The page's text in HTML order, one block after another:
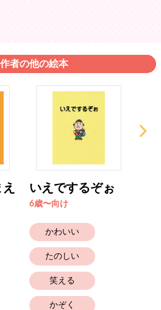
者の他の絵本
いえでするぞぉ
6歳〜向け
かわいい
たのしい
笑える
かぞく